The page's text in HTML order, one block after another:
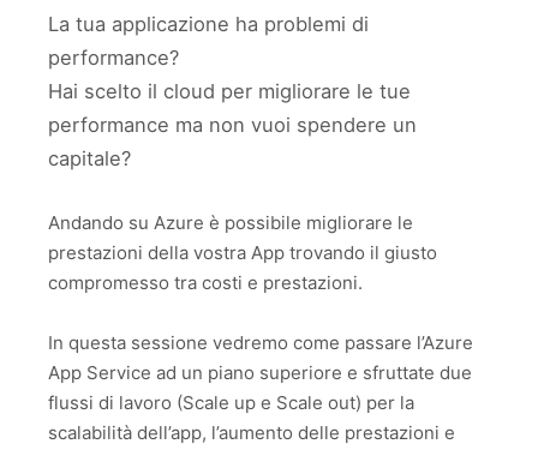
La tua applicazione ha problemi di
performance?
Hai scelto il cloud per migliorare le tue
performance ma non vuoi spendere un
capitale?
Andando su Azure è possibile migliorare le
prestazioni della vostra App trovando il giusto
compromesso tra costi e prestazioni.
In questa sessione vedremo come passare l’Azure
App Service ad un piano superiore e sfruttate due
flussi di lavoro (Scale up e Scale out) per la
scalabilità dell’app, l’aumento delle prestazioni e